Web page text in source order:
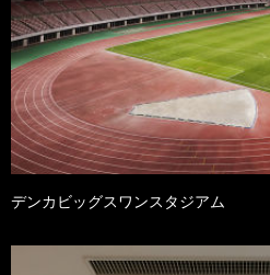
デンカビッグスワンスタジアム